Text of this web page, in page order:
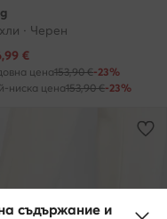
· Черен
цена
€
цена153,90 €-23%
ниска цена153,90 €-23%
съдържание и